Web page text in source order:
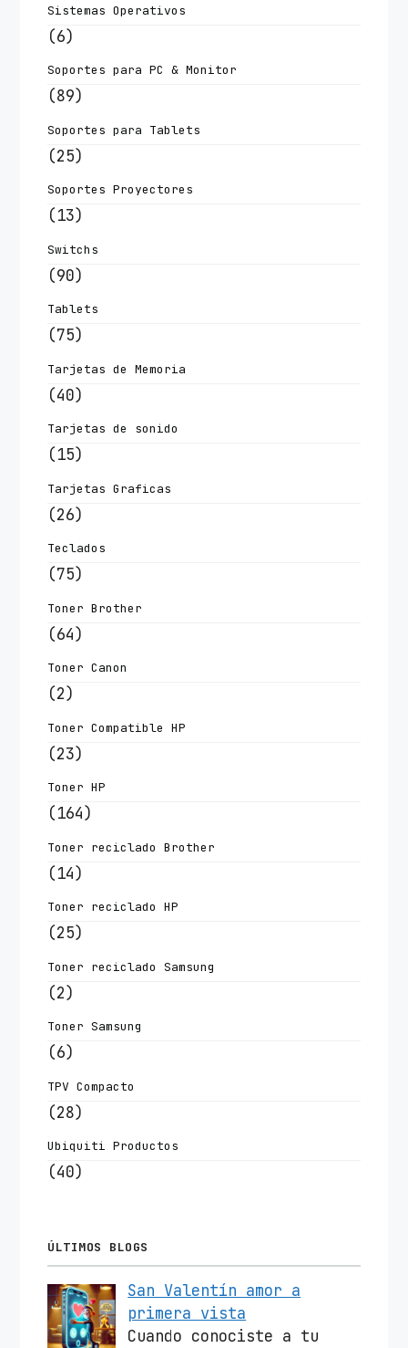
Sistemas Operativos
(6)
Soportes para PC & Monitor
(89)
Soportes para Tablets
(25)
Soportes Proyectores
(13)
Switchs
(90)
Tablets
(75)
Tarjetas de Memoria
(40)
Tarjetas de sonido
(15)
Tarjetas Graficas
(26)
Teclados
(75)
Toner Brother
(64)
Toner Canon
(2)
Toner Compatible HP
(23)
Toner HP
(164)
Toner reciclado Brother
(14)
Toner reciclado HP
(25)
Toner reciclado Samsung
(2)
Toner Samsung
(6)
TPV Compacto
(28)
Ubiquiti Productos
(40)
ÚLTIMOS BLOGS
San Valentín amor a
primera vista
Cuando conociste a tu